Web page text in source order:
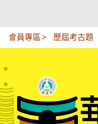
會員專區 歷屆考古題